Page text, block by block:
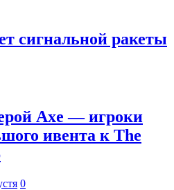
сигнальной ракеты
Axe — игроки
ивента к The
0